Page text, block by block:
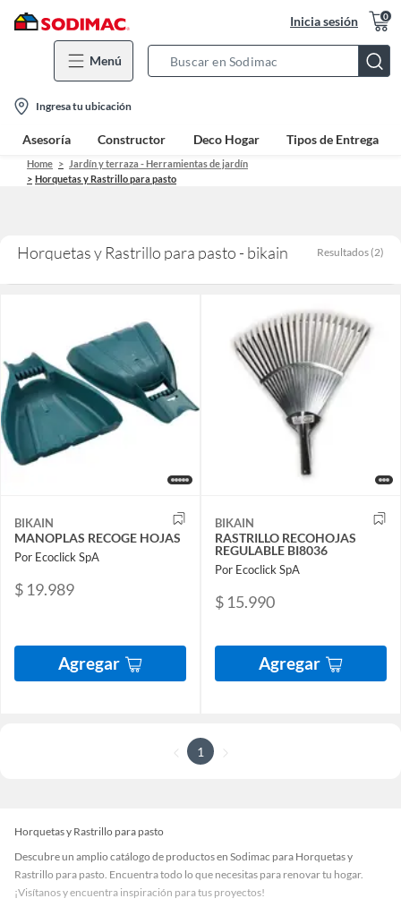
Inicia sesión 0
Menú
Bar
location-
icon
Ingresa tu ubicación
Asesoría Constructor Deco Hogar Tipos de Entrega
Home
Jardín y terraza - Herramientas de jardín
Horquetas y Rastrillo para pasto
Horquetas y Rastrillo para pasto - bikain Resultados (2)
BIKAIN
MANOPLAS RECOGE HOJAS
Por Ecoclick SpA
$ 19.989
Agregar
BIKAIN
RASTRILLO RECOHOJAS
REGULABLE BI8036
Por Ecoclick SpA
$ 15.990
Agregar
1
Horquetas y Rastrillo para pasto
Descubre un amplio catálogo de productos en Sodimac para Horquetas y
Rastrillo para pasto. Encuentra todo lo que necesitas para renovar tu hogar.
¡Visítanos y encuentra inspiración para tus proyectos!